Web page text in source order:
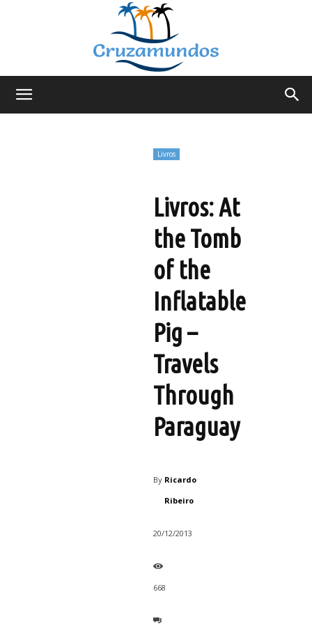
Livros
Livros: At
the Tomb
of the
Inflatable
Pig –
Travels
Through
Paraguay
By Ricardo
Ribeiro
20/12/2013
668